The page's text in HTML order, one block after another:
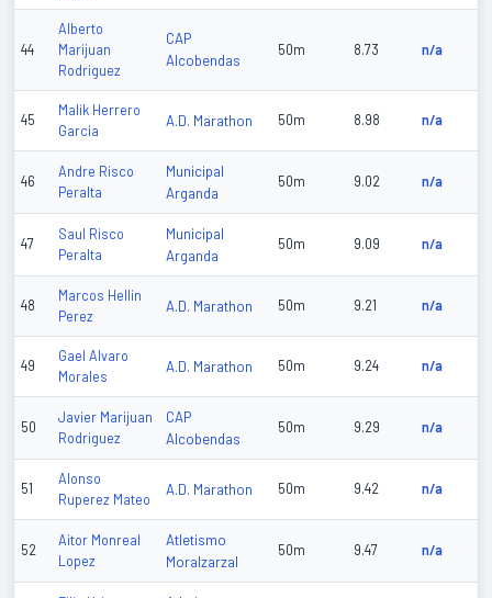
44
Alberto
Marijuan
Rodriguez
CAP
Alcobendas
50m 8.73 n/a
45
Malik Herrero
Garcia
A.D. Marathon 50m 8.98 n/a
46
Andre Risco
Peralta
Municipal
Arganda
50m 9.02 n/a
47
Saul Risco
Peralta
Municipal
Arganda
50m 9.09 n/a
48
Marcos Hellin
Perez
A.D. Marathon 50m 9.21 n/a
49
Gael Alvaro
Morales
A.D. Marathon 50m 9.24 n/a
50
Javier Marijuan
Rodriguez
CAP
Alcobendas
50m 9.29 n/a
51
Alonso
Ruperez Mateo
A.D. Marathon 50m 9.42 n/a
52
Aitor Monreal
Lopez
Atletismo
Moralzarzal
50m 9.47 n/a